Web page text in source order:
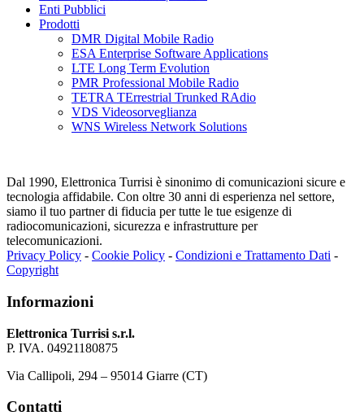
Enti Pubblici
Prodotti
DMR Digital Mobile Radio
ESA Enterprise Software Applications
LTE Long Term Evolution
PMR Professional Mobile Radio
TETRA TErrestrial Trunked RAdio
VDS Videosorveglianza
WNS Wireless Network Solutions
Dal 1990, Elettronica Turrisi è sinonimo di comunicazioni sicure e
tecnologia affidabile. Con oltre 30 anni di esperienza nel settore,
siamo il tuo partner di fiducia per tutte le tue esigenze di
radiocomunicazioni, sicurezza e infrastrutture per
telecomunicazioni.
Privacy Policy - Cookie Policy - Condizioni e Trattamento Dati -
Copyright
Informazioni
Elettronica Turrisi s.r.l.
P. IVA. 04921180875
Via Callipoli, 294 – 95014 Giarre (CT)
Contatti